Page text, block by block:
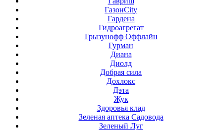
ГазонCity
Гардена
Гидроагрегат
Грызунофф Оффлайн
Гурман
Диана
Диолд
Добрая сила
Дохлокс
Дэта
Жук
Здоровья клад
Зеленая аптека Садовода
Зеленый Луг